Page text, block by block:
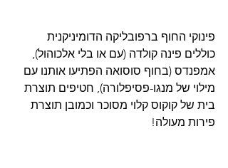
פינוקי החוף ברפובליקה הדומיניקנית
כוללים פינה קולדה (עם או בלי אלכוהול),
אמפנדס (בחוף סוסואה הפתיעו אותנו עם
מילוי של מנגו-פסיפלורה), חטיפים תוצרת
בית של קוקוס קלוי מסוכר וכמובן תוצרת
פירות מעולה!